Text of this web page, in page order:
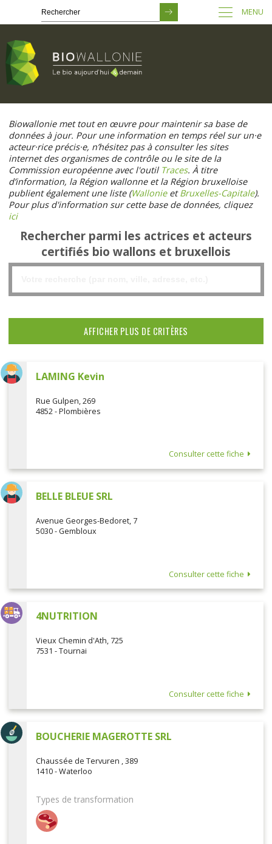
contenu
principal
MENU
Biowallonie met tout en œuvre pour maintenir sa base de
données à jour. Pour une information en temps réel sur un·e
acteur·rice précis·e, n’hésitez pas à consulter les sites
internet des organismes de contrôle ou le site de la
Commission européenne avec l'outil Traces. À titre
d’information, la Région wallonne et la Région bruxelloise
publient également une liste (WallonieetBruxelles-Capitale).
Pour plus d'information sur cette base de données, cliquez
ici
Rechercher parmi les actrices et acteurs
certifiés bio wallons et bruxellois
LAMING Kevin
Rue Gulpen, 269
4852 - Plombières
Consulter cette fiche
BELLE BLEUE SRL
Avenue Georges-Bedoret, 7
5030 - Gembloux
Consulter cette fiche
4NUTRITION
Vieux Chemin d'Ath, 725
7531 - Tournai
Consulter cette fiche
BOUCHERIE MAGEROTTE SRL
Chaussée de Tervuren , 389
1410 - Waterloo
Types de transformation
AFFICHER PLUS DE CRITÈRES